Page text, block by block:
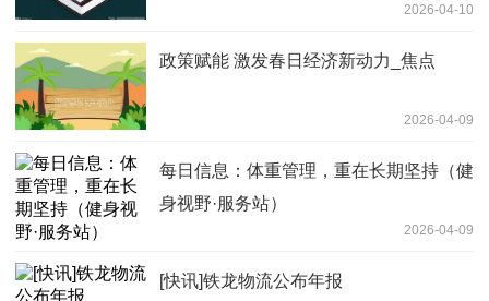
2026-04-10
政策赋能 激发春日经济新动力_焦点
2026-04-09
每日信息：体重管理，重在长期坚持（健
身视野·服务站）
2026-04-09
[快讯]铁龙物流公布年报